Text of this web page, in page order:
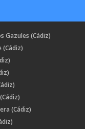
Gazules (Cádiz)
(Cádiz)
(Cádiz)